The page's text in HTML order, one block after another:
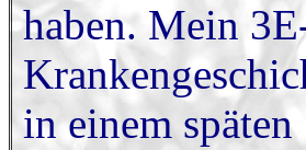
haben. Mein
in einem